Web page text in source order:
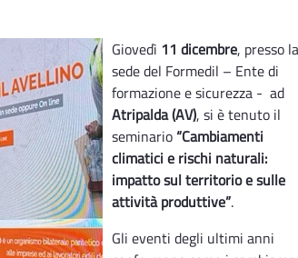
Giovedì 11 dicembre, presso la
sede del Formedil – Ente di
formazione e sicurezza - ad
Atripalda (AV), si è tenuto il
seminario “Cambiamenti
climatici e rischi naturali:
impatto sul territorio e sulle
attività produttive”.
Gli eventi degli ultimi anni